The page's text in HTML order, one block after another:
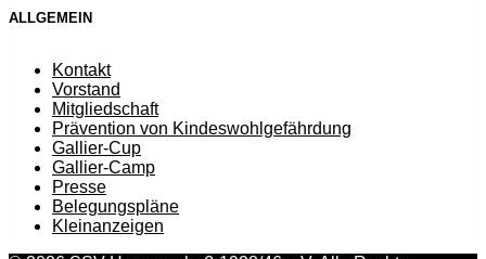
ALLGEMEIN
Kontakt
Vorstand
Mitgliedschaft
Prävention von Kindeswohlgefährdung
Gallier-Cup
Gallier-Camp
Presse
Belegungspläne
Kleinanzeigen